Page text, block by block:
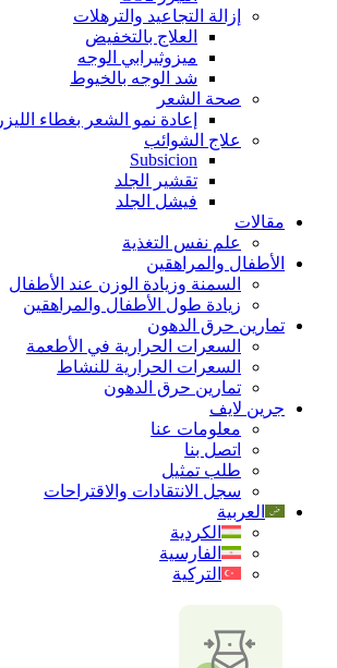
إزالة التجاعيد والترهلات
العلاج بالتخفيض
ميزوثيرابي الوجه
شد الوجه بالخيوط
صحة الشعر
إعادة نمو الشعر بغطاء الليزر
علاج الشوائب
Subsicion
تقشير الجلد
فيشل الجلد
مقالات
علم نفس التغذية
الأطفال والمراهقين
السمنة وزيادة الوزن عند الأطفال
زيادة طول الأطفال والمراهقين
تمارين حرق الدهون
السعرات الحرارية في الأطعمة
السعرات الحرارية للنشاط
تمارين حرق الدهون
جرین لایف
معلومات عنا
اتصل بنا
طلب تمثيل
سجل الانتقادات والاقتراحات
العربية
الكردية
الفارسية
التركية